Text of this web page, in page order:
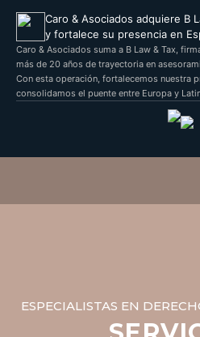
Caro & Asociados adquiere B
y fortalece su presencia en
Caro & Asociados suma a B Law & Tax,
más de 20 años de trayectoria en
Con esta operación, fortalecemos nuestra
consolidamos el puente entre Europa y
ESPECIALISTAS EN